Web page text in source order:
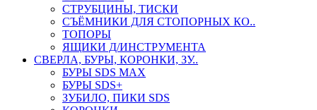
СТРУБЦИНЫ, ТИСКИ
СЪЁМНИКИ ДЛЯ СТОПОРНЫХ КО..
ТОПОРЫ
ЯЩИКИ Д/ИНСТРУМЕНТА
СВЕРЛА, БУРЫ, КОРОНКИ, ЗУ..
БУРЫ SDS MAX
БУРЫ SDS+
ЗУБИЛО, ПИКИ SDS